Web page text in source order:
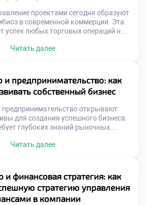
проектами сегодня образуют
в современной коммерции. Эта
успех любых торговых операций на
в хаос. Грамотное управление
критических ошибок. Именно этот
делает специалиста ценным […]
Читать далее
и предпринимательство: как
собственный бизнес
предпринимательство открывают
для создания успешного бизнеса.
глубоких знаний рыночных
основы экономики и правового
сути торговых процессов
любого коммерческого
торговля трансформируется под
цифровых технологий […]
Читать далее
и финансовая стратегия: как
стратегию управления
в компании